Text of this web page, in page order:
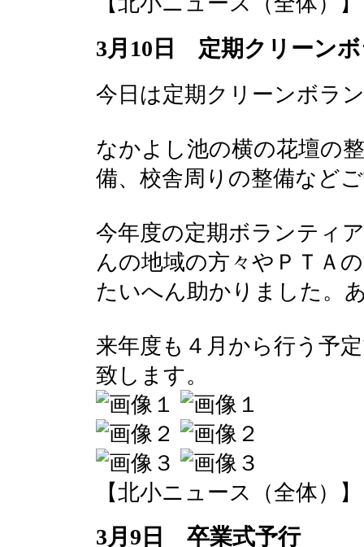
3月10日 定期クリーン
今日は定期クリーンボラ
なかよし池の横の花壇の
備、校舎周りの整備など
今年度の定期ボランティ
んの地域の方々やＰＴＡ
たいへん助かりました。
来年度も４月から行う予
致します。
【北小ニュース（全体）
3月9日 卒業式予行